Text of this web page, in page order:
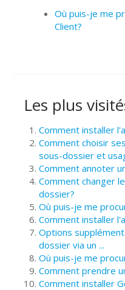
Où puis-je me
Client?
Les plus
Comment installer
Comment choisir
sous-dossier et
Comment annoter
Comment changer
dossier?
Où puis-je me
Comment installer
Options
dossier via un ...
Où puis-je me
Comment prendre
Comment installer